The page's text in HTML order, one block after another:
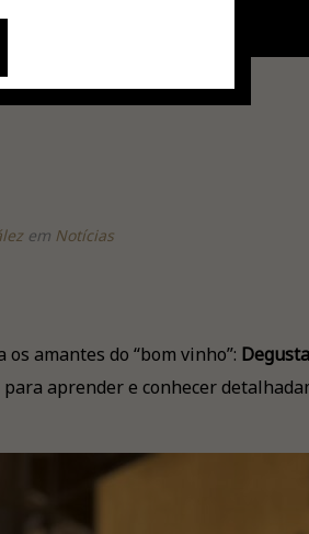
em Notícias
amantes do “bom vinho”:
aprender e conhecer